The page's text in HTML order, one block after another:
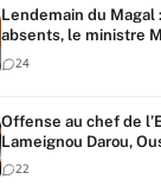
Lendemain du Magal
absents, le ministre
Lamine Dianté exige
24
Offense au chef de
Lameignou Darou,
Ndiaye Touba
condamnés
22